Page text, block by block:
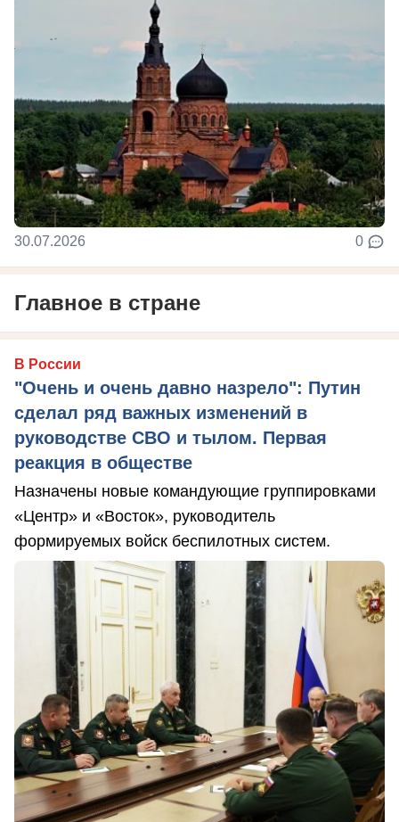
30.07.2026 0
Главное в стране
В России
"Очень и очень давно назрело": Путин
сделал ряд важных изменений в
руководстве СВО и тылом. Первая
реакция в обществе
Назначены новые командующие группировками
«Центр» и «Восток», руководитель
формируемых войск беспилотных систем.